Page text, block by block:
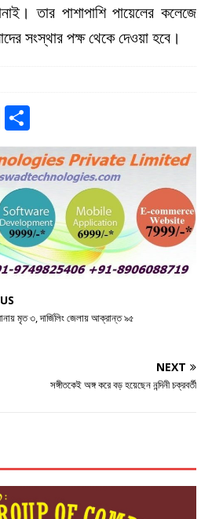
তার পাশাপাশি পায়েলের কলেজে
সংস্থার পক্ষ থেকে দেওয়া হবে।
W
h
ar
e
মৃত ৩, দার্জিলিং জেলায় আক্রান্ত ৯৫
NEXT
সঙ্গীতকেই অঙ্গ করে বড় হয়েছেন নন্দিনী চক্রবর্তী